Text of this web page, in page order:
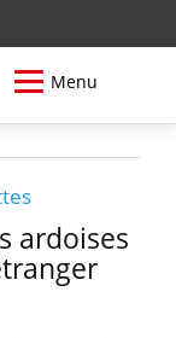
Menu
ardoises